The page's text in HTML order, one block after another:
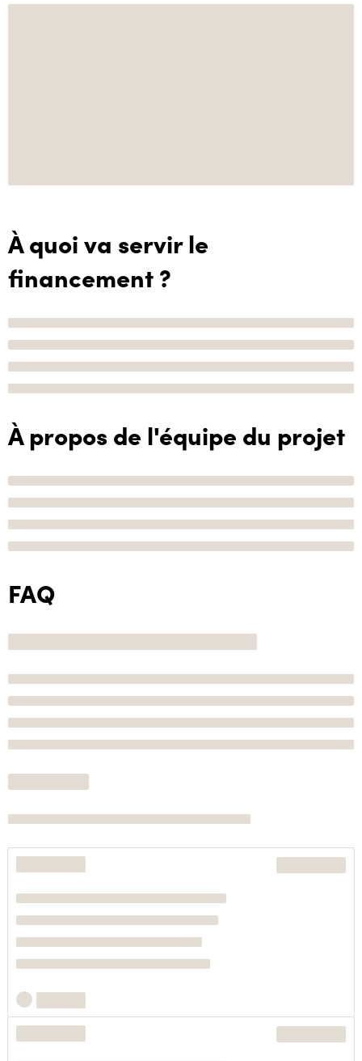
À quoi va servir le
financement ?
À propos de l'équipe du projet
FAQ